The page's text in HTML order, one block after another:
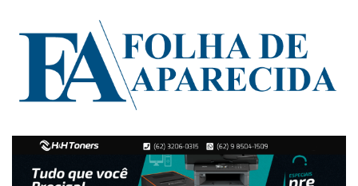
Folha de
Aparecida
Notícias
de
Aparecida
de